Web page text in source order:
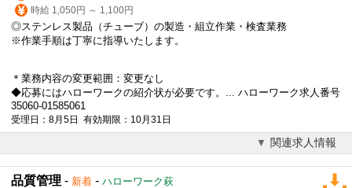
時給 1,050円 ～ 1,100円
◎ステンレス製品（チューブ）の製造・組立作業・検査業務
※作業手順は丁寧に指導いたします。
＊業務内容の変更範囲：変更なし
◆応募にはハローワークの紹介状が必要です。... ハローワーク求人番号
35060-01585061
受理日：8月5日 有効期限：10月31日
関連求人情報
品質管理 - 新着 - ハローワーク萩